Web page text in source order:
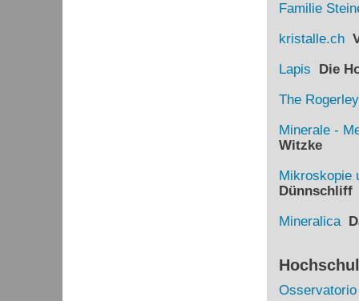
Familie
kristalle.ch
Lapis Die
The
Minerale -
Witzke
Mikroskopie
Dünnschliff
Mineralica